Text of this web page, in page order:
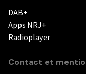
DAB+
Apps NRJ+
Radioplayer
Contact et